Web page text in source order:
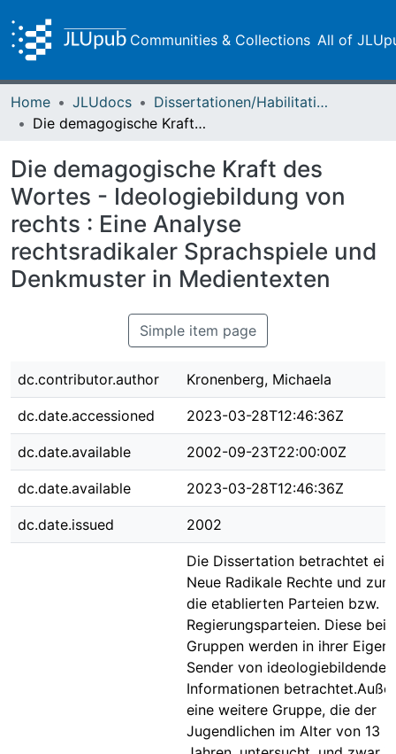
Communities & Collections All of
Home JLUdocs
Dissertationen/Habilitationen
Die demagogische Kraft des Wortes - Ideologiebildung von rechts : Eine Analyse rechtsradikaler Sprachspiele und Denkmuster in Medientexten
Die demagogische Kraft des
Wortes - Ideologiebildung von
rechts : Eine Analyse
rechtsradikaler Sprachspiele und
Denkmuster in Medientexten
Simple item page
dc.contributor.author Kronenberg, Michaela
dc.date.accessioned 2023-03-28T12:46:36Z
dc.date.available 2002-09-23T22:00:00Z
dc.date.available 2023-03-28T12:46:36Z
dc.date.issued 2002
Die Dissertation betrachtet
Neue Radikale Rechte und
die etablierten Parteien bzw.
Regierungsparteien. Diese
Gruppen werden in ihrer
Sender von ideologiebildenden
Informationen
eine weitere Gruppe, die der
Jugendlichen im Alter von 13